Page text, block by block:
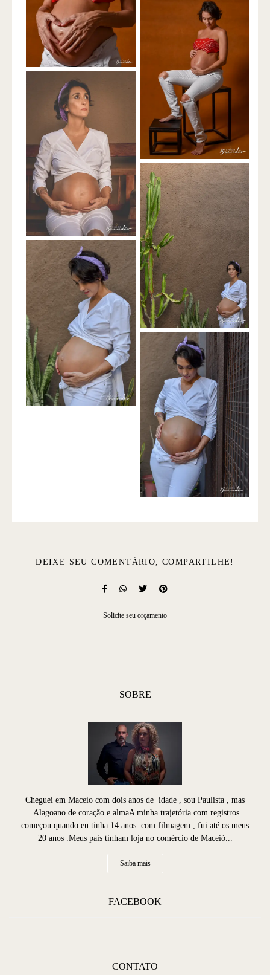
DEIXE SEU COMENTÁRIO, COMPARTILHE!
Solicite seu orçamento
SOBRE
Cheguei em Maceio com dois anos de idade , sou Paulista , mas
Alagoano de coração e almaA minha trajetória com registros
começou quando eu tinha 14 anos com filmagem , fui até os meus
20 anos .Meus pais tinham loja no comércio de Maceió...
Saiba mais
FACEBOOK
CONTATO